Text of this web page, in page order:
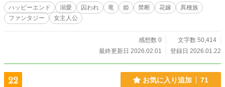
ジーロマンス
ハッピーエンド 溺愛 囚われ 竜 姫 禁断 花嫁
異種族
ファンタジー
女主人公
感想数 0
文字数 50,414
最終更新日 2026.02.01
登録日 2026.01.22
22 お気に入り追加 71